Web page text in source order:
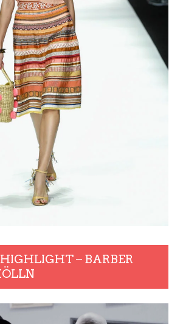
– BARBER